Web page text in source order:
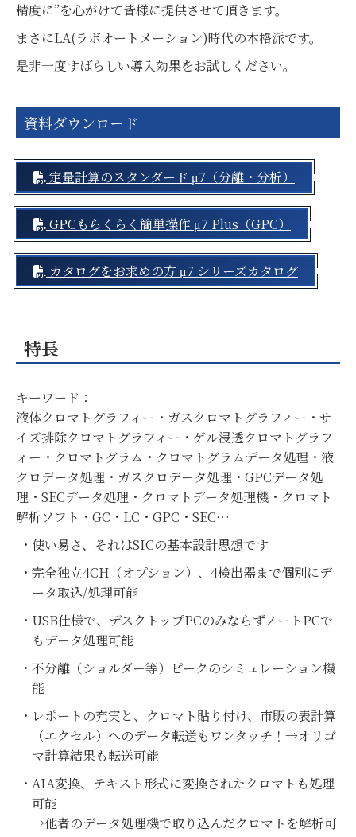
精度に”を心がけて皆様に提供させて頂きます。
まさにLA(ラボオートメーション)時代の本格派です。
是非一度すばらしい導入効果をお試しください。
資料ダウンロード
定量計算のスタンダード μ7（分離・分析）
GPCもらくらく簡単操作 μ7 Plus（GPC）
カタログをお求めの方 μ7 シリーズカタログ
特長
キーワード：
液体クロマトグラフィー・ガスクロマトグラフィー・サ
イズ排除クロマトグラフィー・ゲル浸透クロマトグラフ
ィー・クロマトグラム・クロマトグラムデータ処理・液
クロデータ処理・ガスクロデータ処理・GPCデータ処
理・SECデータ処理・クロマトデータ処理機・クロマト
解析ソフト・GC・LC・GPC・SEC…
使い易さ、それはSICの基本設計思想です
完全独立4CH（オプション）、4検出器まで個別にデ
ータ取込/処理可能
USB仕様で、デスクトップPCのみならずノートPCで
もデータ処理可能
不分離（ショルダー等）ピークのシミュレーション機
能
レポートの充実と、クロマト貼り付け、市販の表計算
（エクセル）へのデータ転送もワンタッチ！→オリゴ
マ計算結果も転送可能
AIA変換、テキスト形式に変換されたクロマトも処理
可能
→他者のデータ処理機で取り込んだクロマトを解析可